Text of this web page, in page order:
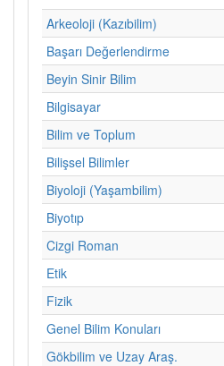
Arkeoloji (Kazıbilim)
Başarı Değerlendirme
Beyin Sinir Bilim
Bilgisayar
Bilim ve Toplum
Bilişsel Bilimler
Biyoloji (Yaşambilim)
Biyotıp
Cizgi Roman
Etik
Fizik
Genel Bilim Konuları
Gökbilim ve Uzay Araş.